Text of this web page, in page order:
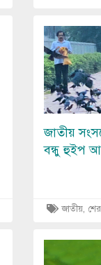
Image
জাতীয়
বন্ধু হুইপ
জাতীয়,
Image